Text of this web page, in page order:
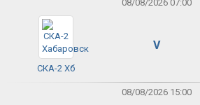
08/08/2026 07:00
СКА-2 Хб
V
08/08/2026 15:00